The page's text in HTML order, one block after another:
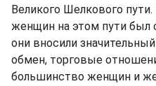
Великого Шелкового
женщин на этом пути был
они вносили
обмен, торговые
большинство женщин и